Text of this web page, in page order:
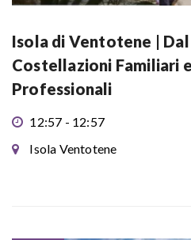
Isola di Ventotene |
Costellazioni Familiari
Professionali
12:57 - 12:57
Isola Ventotene